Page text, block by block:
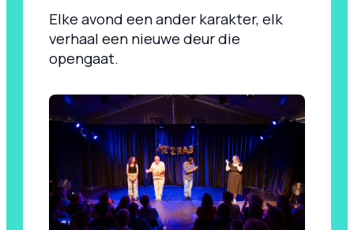
Elke avond een ander karakter, elk
verhaal een nieuwe deur die
opengaat.